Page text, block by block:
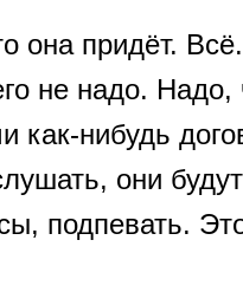
она придёт.
не надо.
нибудь
они
подпевать.